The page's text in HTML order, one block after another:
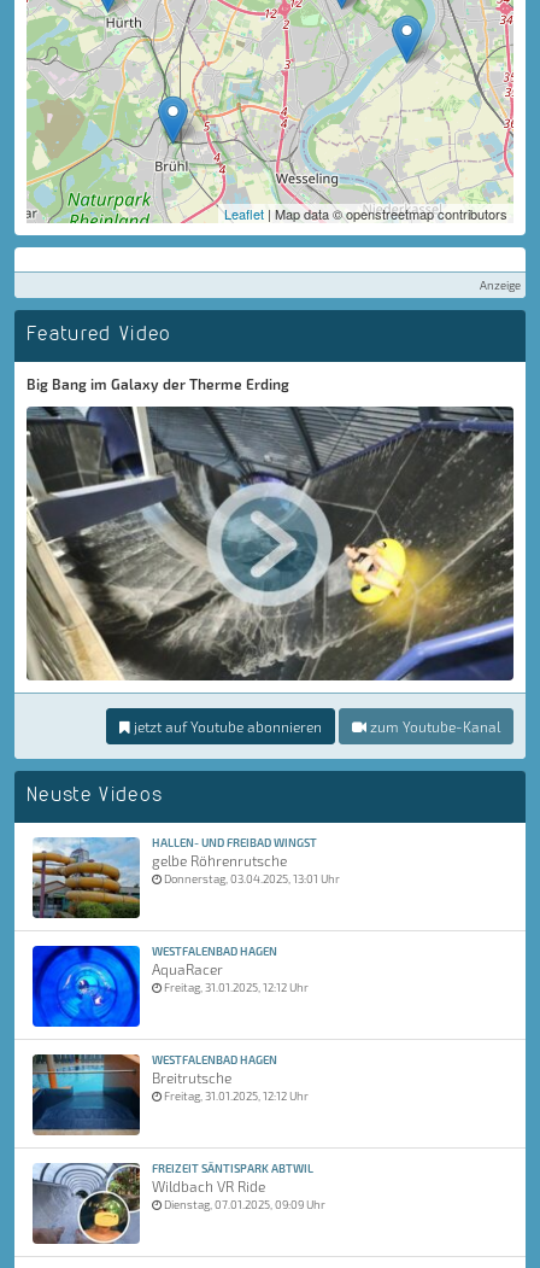
Leaflet | Map data © openstreetmap contributors
Anzeige
Featured Video
Big Bang im Galaxy der Therme Erding
jetzt auf Youtube abonnieren zum Youtube-Kanal
Neuste Videos
HALLEN- UND FREIBAD WINGST
gelbe Röhrenrutsche
Donnerstag, 03.04.2025, 13:01 Uhr
WESTFALENBAD HAGEN
AquaRacer
Freitag, 31.01.2025, 12:12 Uhr
WESTFALENBAD HAGEN
Breitrutsche
Freitag, 31.01.2025, 12:12 Uhr
FREIZEIT SÄNTISPARK ABTWIL
Wildbach VR Ride
Dienstag, 07.01.2025, 09:09 Uhr